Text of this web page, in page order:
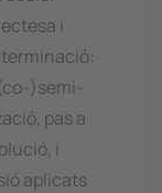
i
)semi-
pas a
i
aplicats